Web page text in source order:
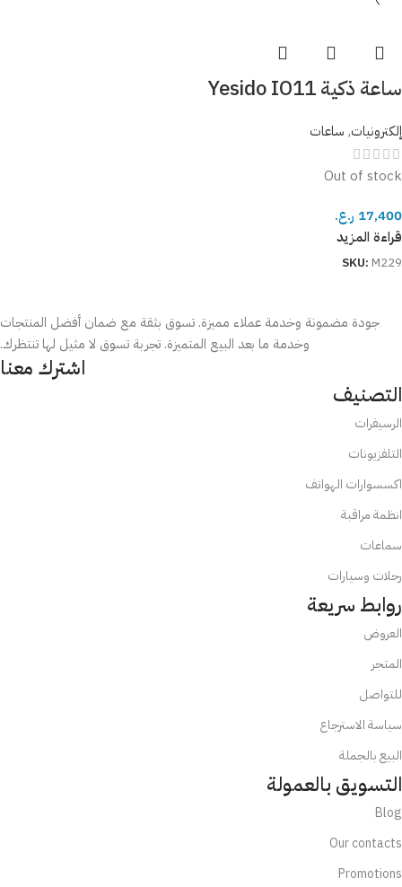
ساعة ذكية Yesido IO11
إلكترونيات, ساعات
Out of stock
17,400 ر.ع.
قراءة المزيد
SKU:M229
جودة مضمونة وخدمة عملاء مميزة. تسوق بثقة مع ضمان أفضل المنتجات
وخدمة ما بعد البيع المتميزة. تجربة تسوق لا مثيل لها تنتظرك.
اشترك معنا
التصنيف
الرسيفرات
التلفزيونات
اكسسوارات الهواتف
انظمة مراقبة
سماعات
رحلات وسيارات
روابط سريعة
العروض
المتجر
للتواصل
سياسة الاسترجاع
البيع بالجملة
التسويق بالعمولة
Blog
Our contacts
Promotions